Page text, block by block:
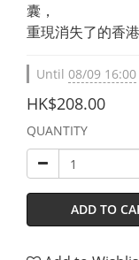
囊，
重現消失了的香
Until 08/09 16:00
HK$208.00
QUANTITY
ADD TO